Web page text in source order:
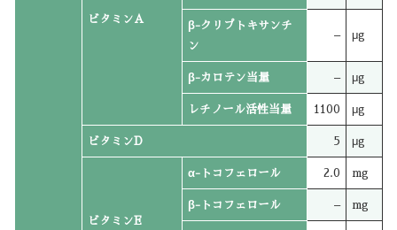
ビタミンA
β-クリプトキサンチ
ン
– μg
β-カロテン当量 – μg
レチノール活性当量 1100 μg
ビタミンD 5 μg
ビタミンE
α-トコフェロール 2.0 mg
β-トコフェロール – mg